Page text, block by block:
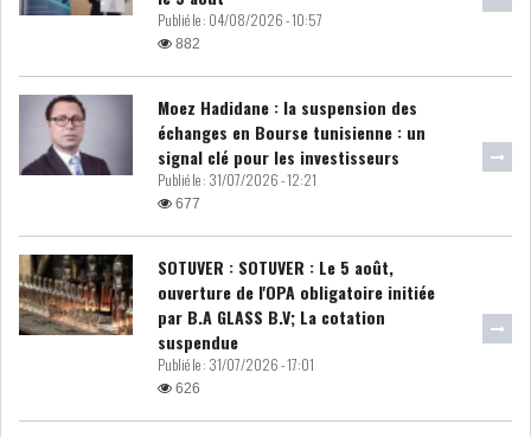
MICHKET SLAMA KHALDI
MAGHREB
ALGÉRIE MAROC
LIBYE MAURITANIE
Publié le : 04/08/2026 - 10:57
882
Moez Hadidane : la suspension des
échanges en Bourse tunisienne : un
signal clé pour les investisseurs
Publié le : 31/07/2026 - 12:21
677
SOTUVER : SOTUVER : Le 5 août,
ouverture de l'OPA obligatoire initiée
par B.A GLASS B.V; La cotation
suspendue
Publié le : 31/07/2026 - 17:01
626